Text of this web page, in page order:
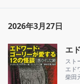
2026年3月27日
エ
スト
エド
柴田